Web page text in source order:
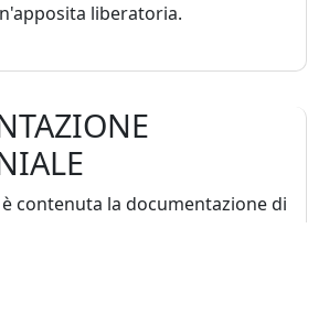
liberatoria.
contenuta la documentazione di